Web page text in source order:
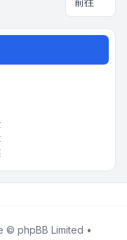
© phpBB Limited •